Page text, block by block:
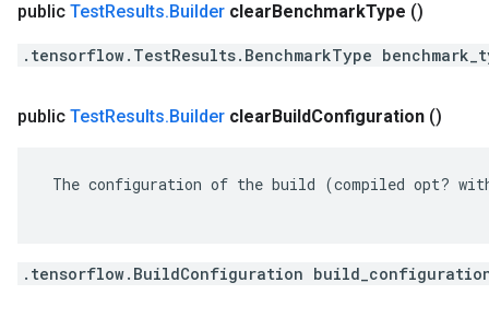
public TestResults.Builder clearBenchmarkType ()
.tensorflow.TestResults.BenchmarkType
public TestResults.Builder clearBuildConfiguration ()
The configuration of the build (compiled opt?
.tensorflow.BuildConfiguration